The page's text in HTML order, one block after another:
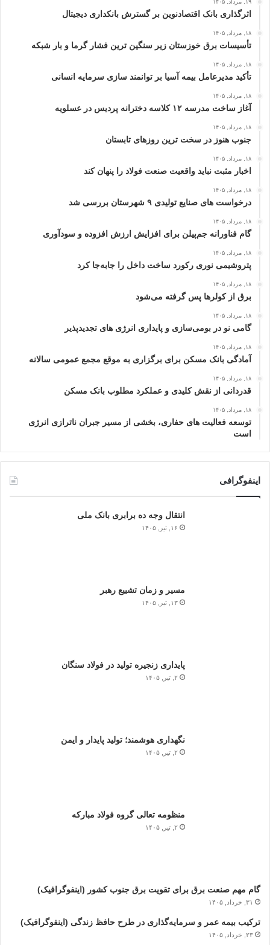
۱۹, مرداد, ۱۴۰۵
اثرگذاری بانک اقتصادنوین بر گسترش بانکداری دیجیتال
۱۸, مرداد, ۱۴۰۵
تأسیسات برق خوزستان زیر سنگین‌ ترین فشار گرما و بار شبکه
۱۸, مرداد, ۱۴۰۵
تأکید مدیرعامل بیمه آسیا بر توانمند سازی سرمایه انسانی
۱۸, مرداد, ۱۴۰۵
آغاز ساخت مدرسه ۱۲ کلاسه دخترانه پردیس در عسلویه
۱۸, مرداد, ۱۴۰۵
جنوب هنوز در سخت‌ ترین روزهای تابستان
۱۸, مرداد, ۱۴۰۵
اخبار مثبت نباید واقعیت صنعت فولاد را پنهان کند
۱۸, مرداد, ۱۴۰۵
درخواست‌ های صنایع تولیدی ۹ شهرستان بررسی شد
۱۸, مرداد, ۱۴۰۵
گام فناورانه جم‌پیلن برای افزایش ارزش افزوده و سودآوری
۱۸, مرداد, ۱۴۰۵
پتروشیمی نوری رکورد ساخت داخل را جابه‌جا کرد
۱۸, مرداد, ۱۴۰۵
برق از کولرها پس گرفته می‌شود
۱۸, مرداد, ۱۴۰۵
گامی نو در بومی‌سازی و پایداری انرژی‌ های تجدیدپذیر
۱۸, مرداد, ۱۴۰۵
آمادگی بانک مسکن برای برگزاری به موقع مجمع عمومی سالانه
۱۸, مرداد, ۱۴۰۵
قدردانی از نقش کلیدی و عملکرد مطلوب بانک مسکن
۱۸, مرداد, ۱۴۰۵
توسعه فعالیت‌ های حفاری، بخشی از مسیر جبران ناترازی انرژی
است
اینفوگرافی
انتقال وجه ده برابری بانک ملی
۱۶, تیر, ۱۴۰۵
مسیر و زمان تشییع رهبر
۱۳, تیر, ۱۴۰۵
پایداری زنجیره تولید در فولاد سنگان
۲, تیر, ۱۴۰۵
نگهداری هوشمند؛ تولید پایدار و ایمن
۲, تیر, ۱۴۰۵
منظومه تعالی گروه فولاد مبارکه
۲, تیر, ۱۴۰۵
گام مهم صنعت برق برای تقویت برق جنوب کشور (اینفوگرافیک)
۳۱, خرداد, ۱۴۰۵
ترکیب بیمه عمر و سرمایه‌گذاری در طرح حافظ زندگی (اینفوگرافیک)
۲۳, خرداد, ۱۴۰۵